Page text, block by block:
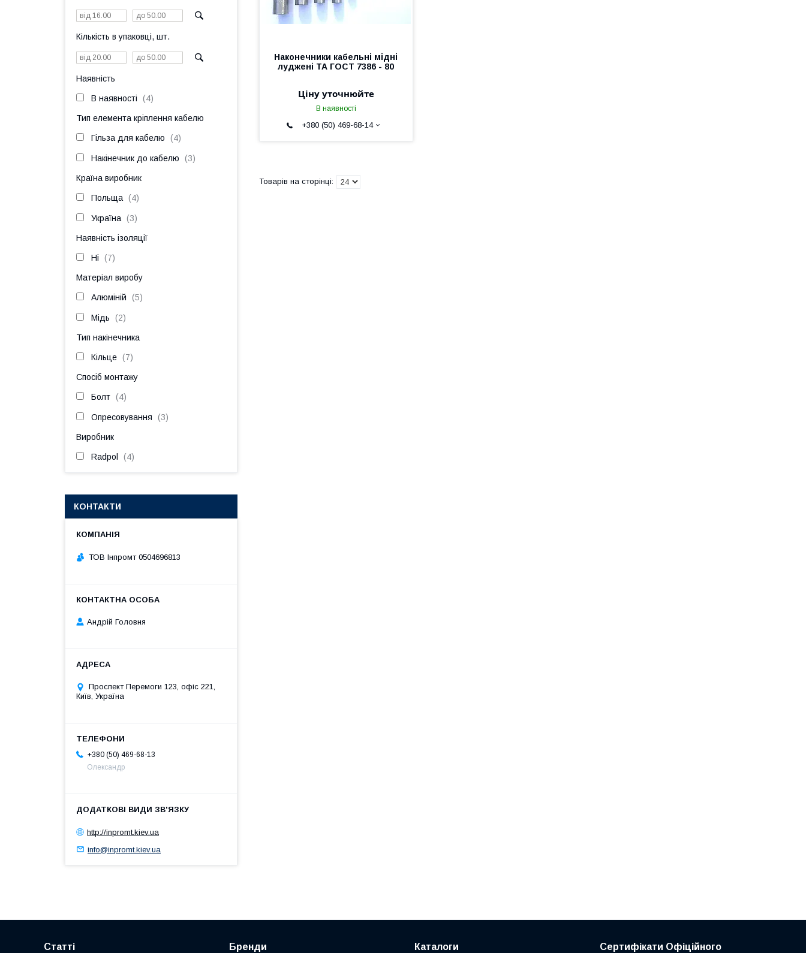
Наконечники кабельні мідні
луджені ТА ГОСТ 7386 - 80
Ціну уточнюйте
В наявності
+380 (50) 469-68-14
Кількість в упаковці, шт.
Наявність
В наявності 4
Тип елемента кріплення кабелю
Гільза для кабелю 4
Накінечник до кабелю 3
Країна виробник
Польща 4
Україна 3
Наявність ізоляції
Ні 7
Матеріал виробу
Алюміній 5
Мідь 2
Тип накінечника
Кільце 7
Спосіб монтажу
Болт 4
Опресовування 3
Виробник
Radpol 4
КОНТАКТИ
ТОВ Інпромт 0504696813
Андрій Головня
Проспект Перемоги 123, офіс 221,
Київ, Україна
+380 (50) 469-68-13
Олександр
http://inpromt.kiev.ua
info@inpromt.kiev.ua
Статті Бренди Каталоги
Сертифікати Офіційного